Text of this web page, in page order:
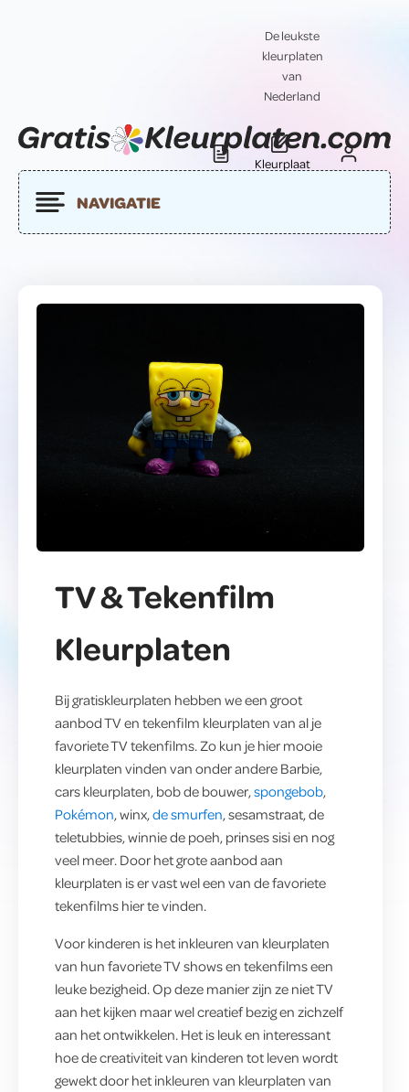
De leukste
kleurplaten
van
Nederland
Blog
Kleurplaat
Contact
NAVIGATIE
TV & Tekenfilm
Kleurplaten
Bij gratiskleurplaten hebben we een groot
aanbod TV en tekenfilm kleurplaten van al je
favoriete TV tekenfilms. Zo kun je hier mooie
kleurplaten vinden van onder andere Barbie,
cars kleurplaten, bob de bouwer, spongebob,
Pokémon, winx, de smurfen, sesamstraat, de
teletubbies, winnie de poeh, prinses sisi en nog
veel meer. Door het grote aanbod aan
kleurplaten is er vast wel een van de favoriete
tekenfilms hier te vinden.
Voor kinderen is het inkleuren van kleurplaten
van hun favoriete TV shows en tekenfilms een
leuke bezigheid. Op deze manier zijn ze niet TV
aan het kijken maar wel creatief bezig en zichzelf
aan het ontwikkelen. Het is leuk en interessant
hoe de creativiteit van kinderen tot leven wordt
gewekt door het inkleuren van kleurplaten van